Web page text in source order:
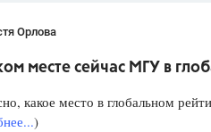
Орлова
месте сейчас МГУ в
какое место в глобальном
)